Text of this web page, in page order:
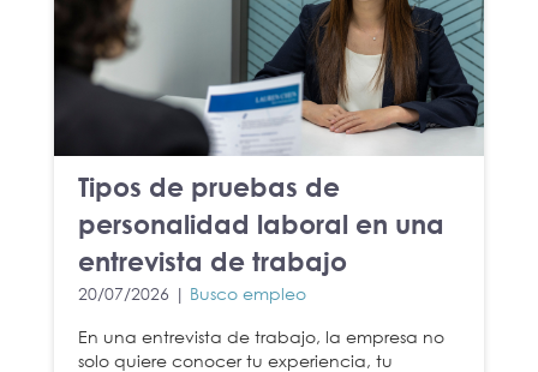
Tipos de pruebas de
personalidad laboral en una
entrevista de trabajo
20/07/2026 | Busco empleo
En una entrevista de trabajo, la empresa no
solo quiere conocer tu experiencia, tu